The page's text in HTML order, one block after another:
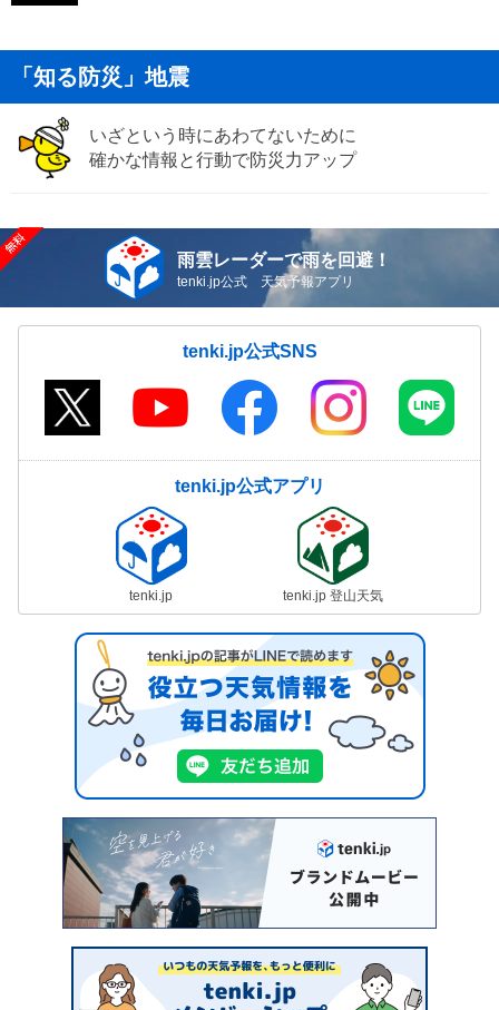
「知る防災」地震
いざという時にあわてないために
確かな情報と行動で防災力アップ
雨雲レーダーで雨を回避！
tenki.jp公式 天気予報アプリ
tenki.jp公式SNS
tenki.jp公式アプリ
tenki.jp tenki.jp 登山天気